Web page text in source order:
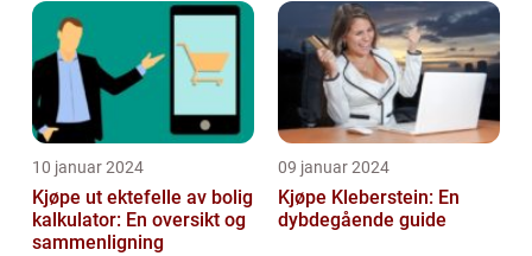
10 januar 2024
Kjøpe ut ektefelle av bolig
kalkulator: En oversikt og
sammenligning
09 januar 2024
Kjøpe Kleberstein: En
dybdegående guide